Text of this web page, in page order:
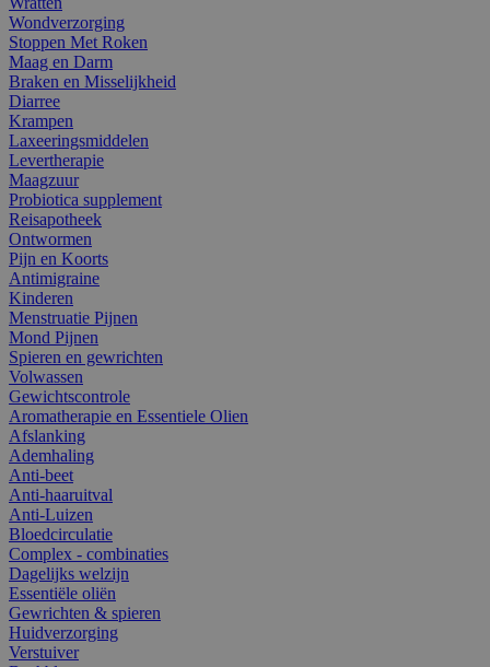
Wondverzorging
Stoppen Met Roken
Maag en Darm
Braken en Misselijkheid
Diarree
Krampen
Laxeeringsmiddelen
Levertherapie
Maagzuur
Probiotica supplement
Reisapotheek
Ontwormen
Pijn en Koorts
Antimigraine
Kinderen
Menstruatie Pijnen
Mond Pijnen
Spieren en gewrichten
Volwassen
Gewichtscontrole
Aromatherapie en Essentiele Olien
Afslanking
Ademhaling
Anti-beet
Anti-haaruitval
Anti-Luizen
Bloedcirculatie
Complex - combinaties
Dagelijks welzijn
Essentiële oliën
Gewrichten & spieren
Huidverzorging
Verstuiver